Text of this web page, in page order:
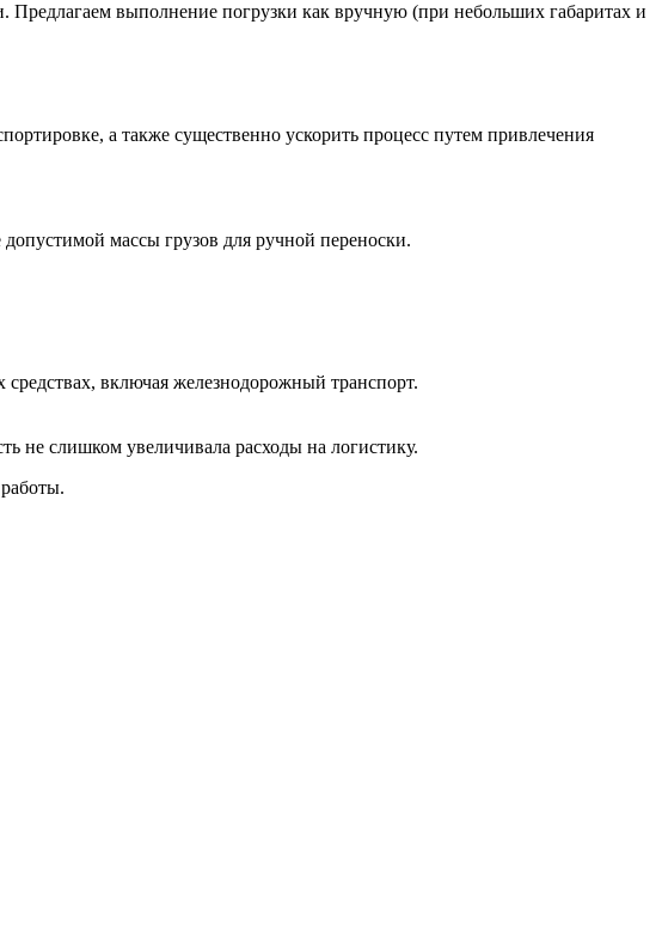
выполнение погрузки как вручную (при небольших габаритах и
а также существенно ускорить процесс путем привлечения
массы грузов для ручной переноски.
включая железнодорожный транспорт.
не слишком увеличивала расходы на логистику.